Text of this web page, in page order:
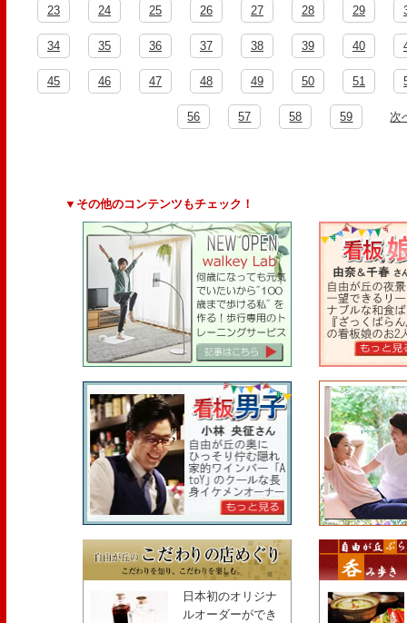
23 24 25 26 27 28 29
34 35 36 37 38 39 40
45 46 47 48 49 50 51
56 57 58 59 次
▼その他のコンテンツもチェック！
日本初のオリジナ
ルオーダーができ